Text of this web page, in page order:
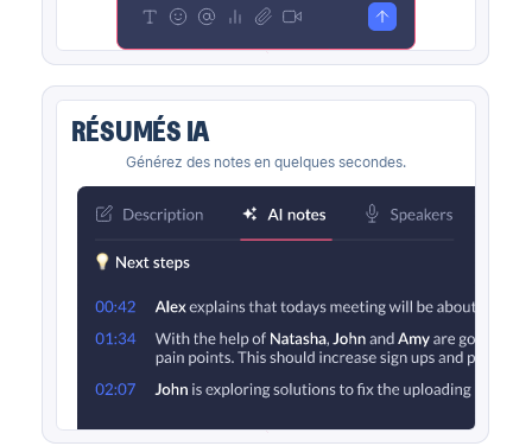
RÉSUMÉS IA
Générez des notes en quelques secondes.